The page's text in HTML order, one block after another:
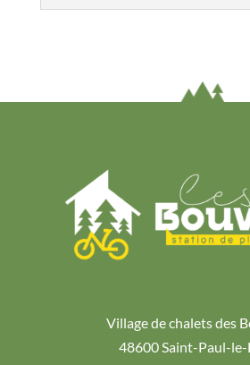
Village de chalets des
48600 Saint-Paul-